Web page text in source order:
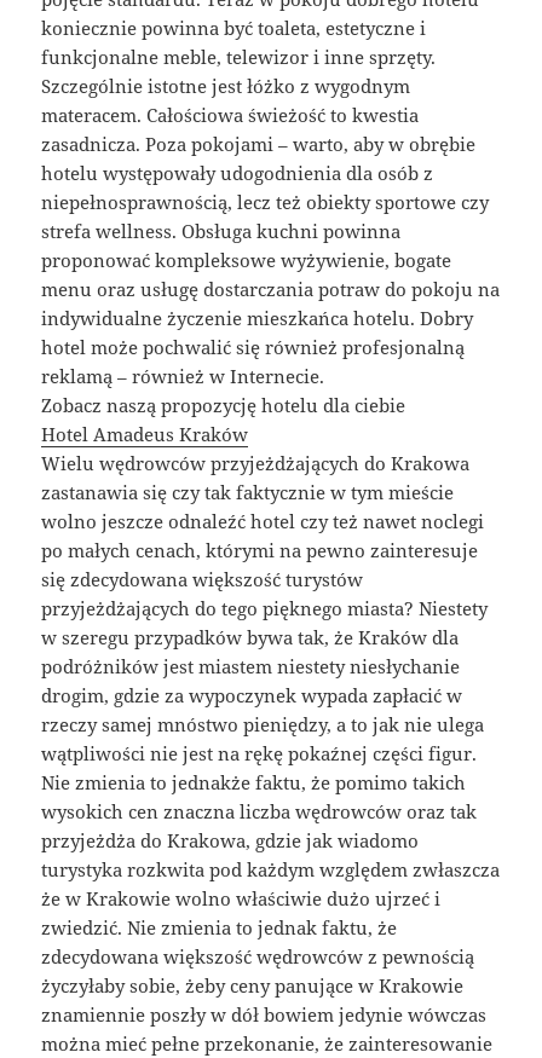
koniecznie powinna być toaleta, estetyczne i
funkcjonalne meble, telewizor i inne sprzęty.
Szczególnie istotne jest łóżko z wygodnym
materacem. Całościowa świeżość to kwestia
zasadnicza. Poza pokojami – warto, aby w obrębie
hotelu występowały udogodnienia dla osób z
niepełnosprawnością, lecz też obiekty sportowe czy
strefa wellness. Obsługa kuchni powinna
proponować kompleksowe wyżywienie, bogate
menu oraz usługę dostarczania potraw do pokoju na
indywidualne życzenie mieszkańca hotelu. Dobry
hotel może pochwalić się również profesjonalną
reklamą – również w Internecie.
Zobacz naszą propozycję hotelu dla ciebie
Hotel Amadeus Kraków
Wielu wędrowców przyjeżdżających do Krakowa
zastanawia się czy tak faktycznie w tym mieście
wolno jeszcze odnaleźć hotel czy też nawet noclegi
po małych cenach, którymi na pewno zainteresuje
się zdecydowana większość turystów
przyjeżdżających do tego pięknego miasta? Niestety
w szeregu przypadków bywa tak, że Kraków dla
podróżników jest miastem niestety niesłychanie
drogim, gdzie za wypoczynek wypada zapłacić w
rzeczy samej mnóstwo pieniędzy, a to jak nie ulega
wątpliwości nie jest na rękę pokaźnej części figur.
Nie zmienia to jednakże faktu, że pomimo takich
wysokich cen znaczna liczba wędrowców oraz tak
przyjeżdża do Krakowa, gdzie jak wiadomo
turystyka rozkwita pod każdym względem zwłaszcza
że w Krakowie wolno właściwie dużo ujrzeć i
zwiedzić. Nie zmienia to jednak faktu, że
zdecydowana większość wędrowców z pewnością
życzyłaby sobie, żeby ceny panujące w Krakowie
znamiennie poszły w dół bowiem jedynie wówczas
można mieć pełne przekonanie, że zainteresowanie